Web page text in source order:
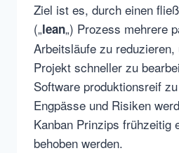
Ziel ist es, durch einen
(„lean„) Prozess mehrere
Arbeitsläufe zu reduzieren,
Projekt schneller zu
Software produktionsreif
Engpässe und Risiken
Kanban Prinzips frühzeitig
behoben werden.